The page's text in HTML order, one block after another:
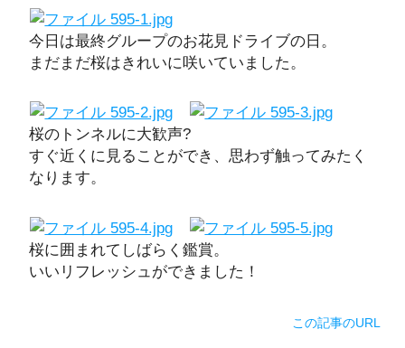
今日は最終グループのお花見ドライブの日。
まだまだ桜はきれいに咲いていました。
桜のトンネルに大歓声?
すぐ近くに見ることができ、思わず触ってみたく
なります。
桜に囲まれてしばらく鑑賞。
いいリフレッシュができました！
この記事のURL